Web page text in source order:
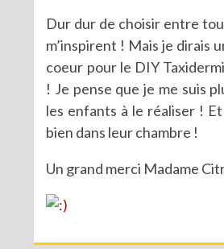
Dur dur de choisir entre
m’inspirent ! Mais je dirais
coeur pour le DIY
! Je pense que je me suis
les enfants à le réaliser !
bien dans leur chambre !
Un grand merci Madame